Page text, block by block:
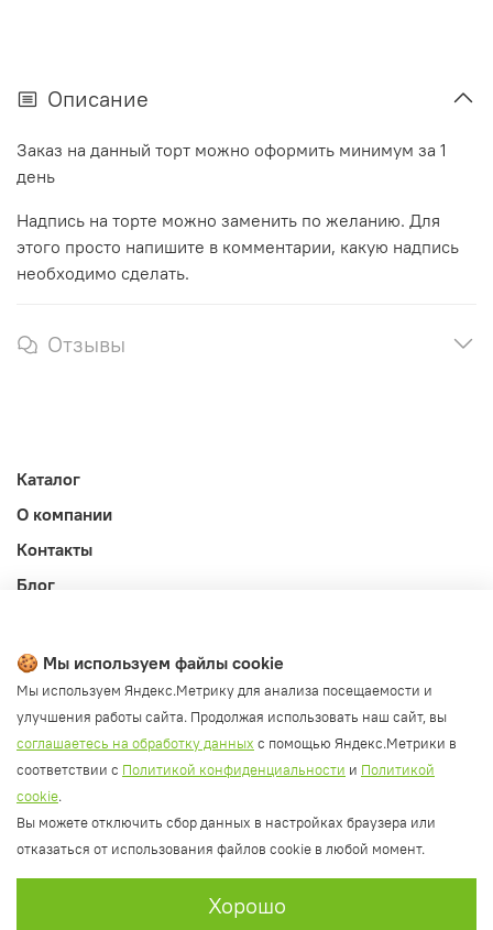
Описание
Заказ на данный торт можно оформить минимум за 1
день
Надпись на торте можно заменить по желанию. Для
этого просто напишите в комментарии, какую надпись
необходимо сделать.
Отзывы
Каталог
О компании
Контакты
Блог
Публичная оферта
Политика конфиденциальности и обработки ПД
Согласие на обработку ПД
Согласие на рассылку
Согласие на обработку cookie файлов
Политика cookie
🍪 Мы используем файлы cookie
Мы используем Яндекс.Метрику для анализа посещаемости и
улучшения работы сайта. Продолжая использовать наш сайт, вы
соглашаетесь на обработку данных с помощью Яндекс.Метрики в
соответствии с Политикой конфиденциальности и Политикой
cookie.
Вы можете отключить сбор данных в настройках браузера или
отказаться от использования файлов cookie в любой момент.
Хорошо